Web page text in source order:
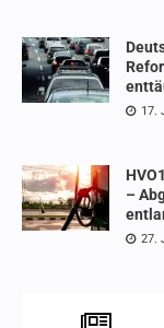
17.
–
27.